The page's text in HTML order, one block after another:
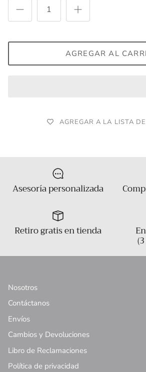
AGREGAR AL
AGREGAR A LA LISTA
Asesoría personalizada
Retiro gratis en tienda
Nosotros
Contáctanos
Envíos
Cambios y Devoluciones
Libro de Reclamaciones
Política de privacidad